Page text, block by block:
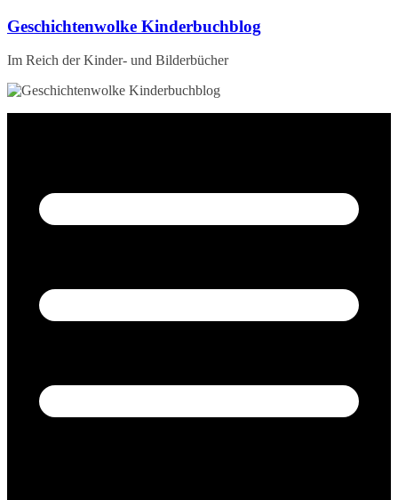
Zum
springen
Geschichtenwolke Kinderbuchblog
Im Reich der Kinder- und Bilderbücher